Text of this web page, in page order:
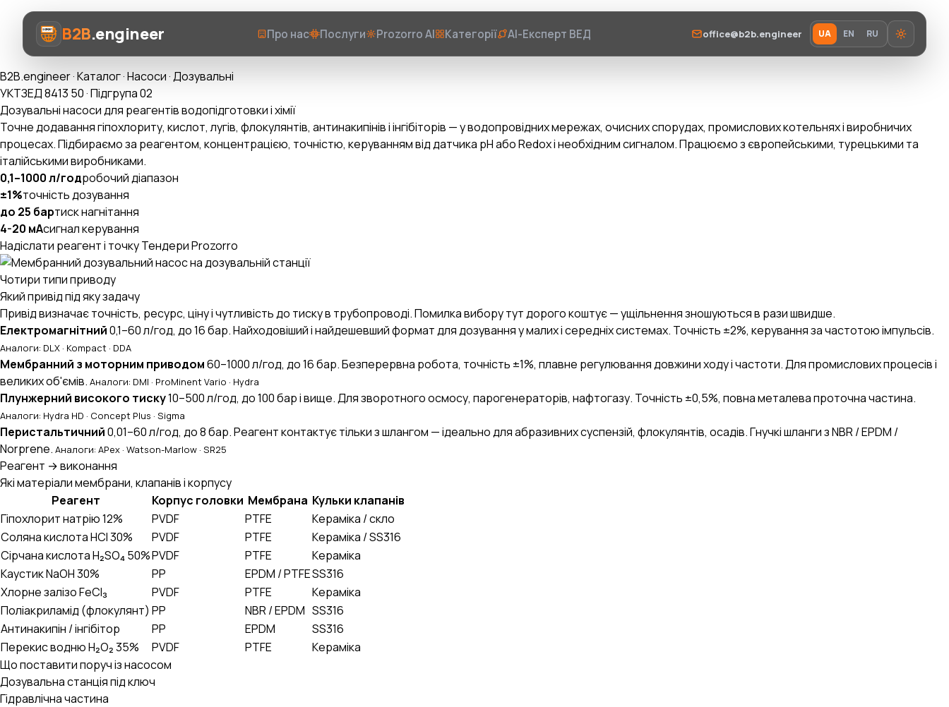
B2B.engineer Про нас Послуги Prozorro AI Категорії AI-Експерт ВЕД office@b2b.engineer UA EN RU
Про нас
Послуги
Prozorro AI
Категорії
AI-Експерт ВЕД
UA EN RU
B2B.engineer·Каталог·Насоси·Дозувальні
УКТЗЕД 8413 50 · Підгрупа 02
Дозувальні насоси для реагентів водопідготовки і хімії
Точне додавання гіпохлориту, кислот, лугів, флокулянтів, антинакипінів і інгібіторів — у водопровідних мережах, очисних спорудах, промислових котельнях і виробничих
процесах. Підбираємо за реагентом, концентрацією, точністю, керуванням від датчика pH або Redox і необхідним сигналом. Працюємо з європейськими, турецькими та
італійськими виробниками.
0,1–1000 л/годробочий діапазон
±1%точність дозування
до 25 бартиск нагнітання
4-20 мАсигнал керування
Надіслати реагент і точкуТендери Prozorro
Чотири типи приводу
Який привід під яку задачу
Привід визначає точність, ресурс, ціну і чутливість до тиску в трубопроводі. Помилка вибору тут дорого коштує — ущільнення зношуються в рази швидше.
Електромагнітний0,1–60 л/год, до 16 бар. Найходовіший і найдешевший формат для дозування у малих і середніх системах. Точність ±2%, керування за частотою імпульсів.
Аналоги: DLX · Kompact · DDA
Мембранний з моторним приводом60–1000 л/год, до 16 бар. Безперервна робота, точність ±1%, плавне регулювання довжини ходу і частоти. Для промислових процесів і
великих об'ємів. Аналоги: DMI · ProMinent Vario · Hydra
Плунжерний високого тиску10–500 л/год, до 100 бар і вище. Для зворотного осмосу, парогенераторів, нафтогазу. Точність ±0,5%, повна металева проточна частина.
Аналоги: Hydra HD · Concept Plus · Sigma
Перистальтичний0,01–60 л/год, до 8 бар. Реагент контактує тільки з шлангом — ідеально для абразивних суспензій, флокулянтів, осадів. Гнучкі шланги з NBR / EPDM /
Norprene. Аналоги: APex · Watson-Marlow · SR25
Реагент → виконання
Які матеріали мембрани, клапанів і корпусу
Реагент
Корпус головки Мембрана Кульки клапанів
Гіпохлорит натрію 12%
PVDF PTFE
Кераміка / скло
Соляна кислота HCl 30%
PVDF PTFE
Кераміка / SS316
Сірчана кислота H₂SO₄ 50%PVDF PTFE
Кераміка
Каустик NaOH 30%
PP EPDM / PTFESS316
Хлорне залізо FeCl₃
PVDF PTFE
Кераміка
Поліакриламід (флокулянт) PP NBR / EPDM SS316
Антинакипін / інгібітор
PP EPDM
SS316
Перекис водню H₂O₂ 35%
PVDF PTFE
Кераміка
Що поставити поруч із насосом
Дозувальна станція під ключ
Гідравлічна частина